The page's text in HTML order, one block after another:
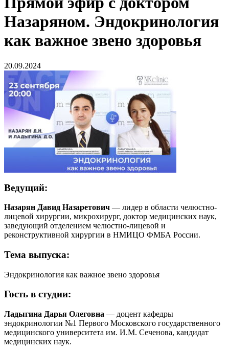
Назаряном. Эндокринология
как важное звено здоровья
20.09.2024
Ведущий:
Назарян Давид Назаретович — лидер в области челюстно-
лицевой хирургии, микрохирург, доктор медицинских наук,
заведующий отделением челюстно-лицевой и
реконструктивной хирургии в НМИЦО ФМБА России.
Тема выпуска:
Эндокринология как важное звено здоровья
Гость в студии:
Ладыгина Дарья Олеговна — доцент кафедры
эндокринологии №1 Первого Московского государственного
медицинского университета им. И.М. Сеченова, кандидат
медицинских наук.